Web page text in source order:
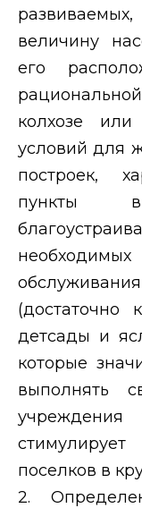
величину
его
колхозе
условий для
построек,
пункты
(достаточно
детсады и
которые
выполнять
поселков в
2.